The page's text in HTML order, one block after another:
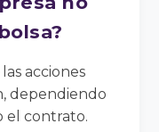
acciones
dependiendo
el contrato.